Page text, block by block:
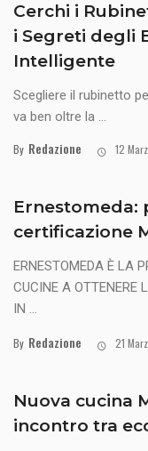
Cerchi i
i Segreti degli
Intelligente
Scegliere il rubinetto
va ben oltre la ...
By Redazione 12
Ernestomeda:
certificazione
ERNESTOMEDA È LA
CUCINE A OTTENERE
IN ...
By Redazione 21
Nuova cucina
incontro tra